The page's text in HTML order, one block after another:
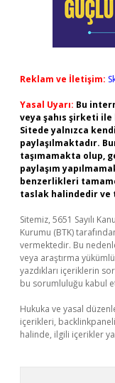
Reklam ve İletişim:
Yasal Uyarı: Bu
veya şahıs şirketi
Sitede yalnızca
paylaşılmaktadır.
taşımamakta olup,
paylaşım
benzerlikleri
taslak halindedir ve
Sitemiz, 5651 Sayılı
Kurumu (BTK)
vermektedir. Bu
veya araştırma
yazdıkları içeriklerin
bu sorumluluğu kabul
Hukuka ve yasal
içerikleri,
halinde, ilgili içerikler